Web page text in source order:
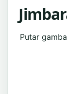
Putar